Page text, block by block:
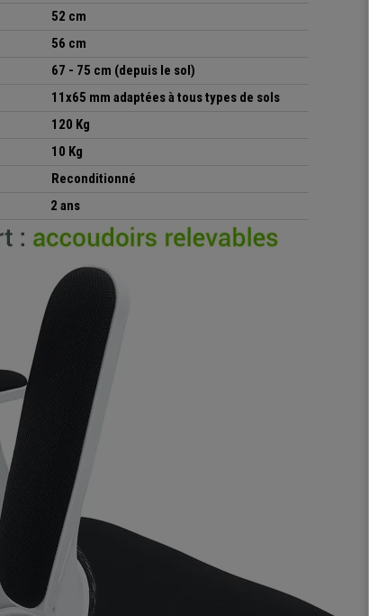
52 cm
56 cm
67 - 75 cm (depuis le sol)
11x65 mm adaptées à tous types de sols
120 Kg
10 Kg
Reconditionné
2 ans